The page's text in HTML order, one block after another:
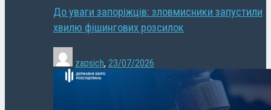
До уваги запоріжців: зловмисники запустили
хвилю фішингових розсилок
zapsich, 23/07/2026